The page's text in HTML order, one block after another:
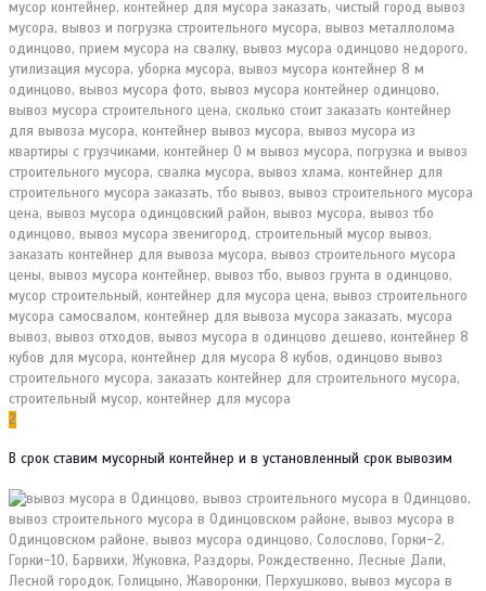
2
В срок ставим мусорный контейнер и в установленный срок вывозим